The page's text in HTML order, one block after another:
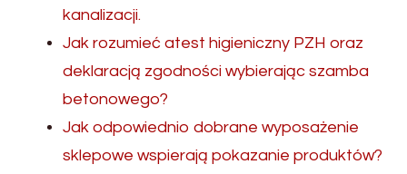
kanalizacji.
Jak rozumieć atest higieniczny PZH oraz
deklaracją zgodności wybierając szamba
betonowego?
Jak odpowiednio dobrane wyposażenie
sklepowe wspierają pokazanie produktów?